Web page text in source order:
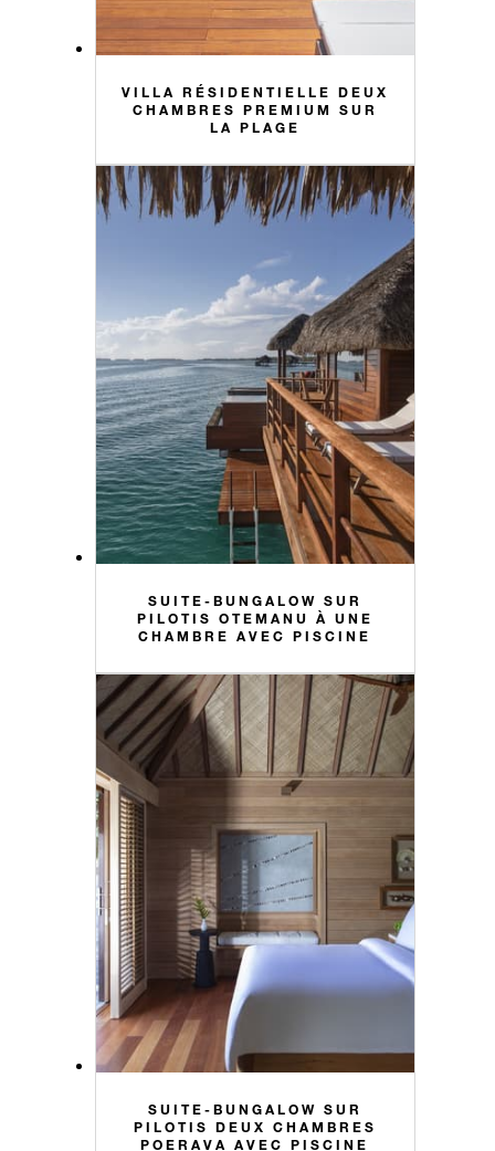
VILLA RÉSIDENTIELLE DEUX
CHAMBRES PREMIUM SUR
LA PLAGE
SUITE-BUNGALOW SUR
PILOTIS OTEMANU À UNE
CHAMBRE AVEC PISCINE
SUITE-BUNGALOW SUR
PILOTIS DEUX CHAMBRES
POERAVA AVEC PISCINE